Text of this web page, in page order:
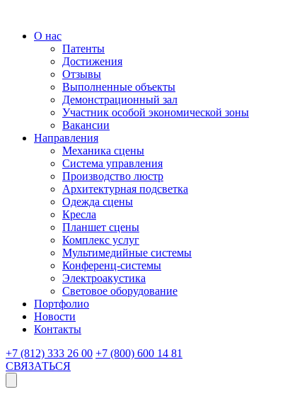
О нас
Патенты
Достижения
Отзывы
Выполненные объекты
Демонстрационный зал
Участник особой экономической зоны
Вакансии
Направления
Механика сцены
Система управления
Производство люстр
Архитектурная подсветка
Одежда сцены
Кресла
Планшет сцены
Комплекс услуг
Мультимедийные системы
Конференц-системы
Электроакустика
Световое оборудование
Портфолио
Новости
Контакты
+7 (812) 333 26 00 +7 (800) 600 14 81
СВЯЗАТЬСЯ